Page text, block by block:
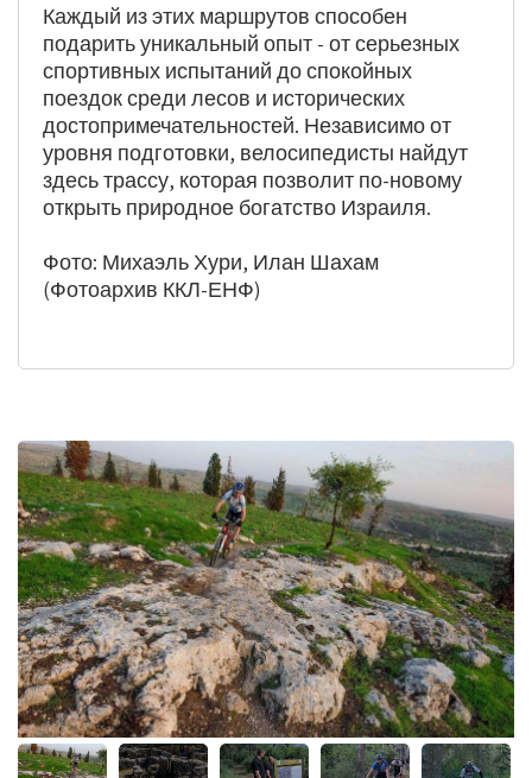
Каждый из этих маршрутов способен
подарить уникальный опыт - от серьезных
спортивных испытаний до спокойных
поездок среди лесов и исторических
достопримечательностей. Независимо от
уровня подготовки, велосипедисты найдут
здесь трассу, которая позволит по-новому
открыть природное богатство Израиля.
Фото: Михаэль Хури, Илан Шахам
(Фотоархив ККЛ-ЕНФ)
Часть
галереи
изображений